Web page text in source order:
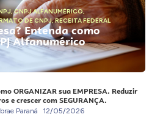
,CNPJ ALFANUMÉRICO,
DE CNPJ,RECEITA FEDERAL
Entenda como
Alfanumérico
ORGANIZAR sua EMPRESA. Reduzir
e crescer com SEGURANÇA.
Paraná 12/05/2026